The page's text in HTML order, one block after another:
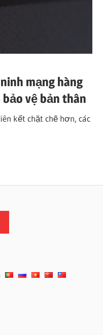
mạng hàng
vệ bản thân
kết chặt chẽ hơn, các